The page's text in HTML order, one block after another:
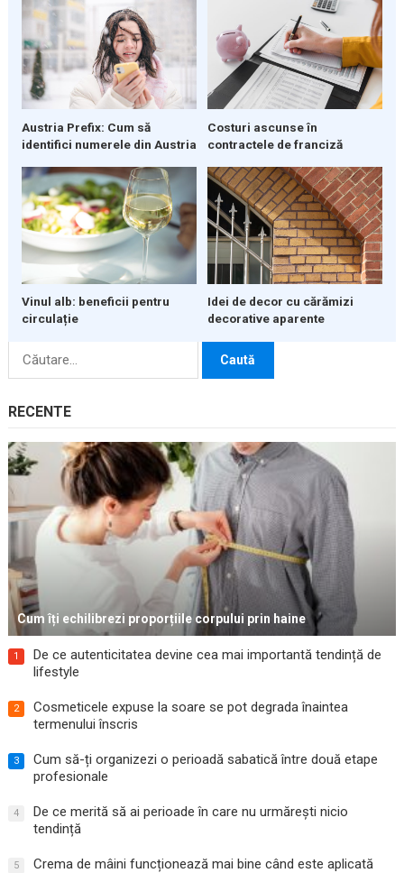
Austria Prefix: Cum să
identifici numerele din Austria
Costuri ascunse în
contractele de franciză
Vinul alb: beneficii pentru
circulație
Idei de decor cu cărămizi
decorative aparente
Caută
RECENTE
Cum îți echilibrezi proporțiile corpului prin haine
1
De ce autenticitatea devine cea mai importantă tendință de
lifestyle
2
Cosmeticele expuse la soare se pot degrada înaintea
termenului înscris
3
Cum să-ți organizezi o perioadă sabatică între două etape
profesionale
4
De ce merită să ai perioade în care nu urmărești nicio
tendință
5
Crema de mâini funcționează mai bine când este aplicată